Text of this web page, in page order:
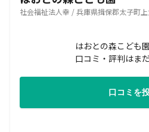
社会福祉法人幸 / 兵庫県揖保郡太子町
はおとの森こども
口コミ・評判はま
口コミを